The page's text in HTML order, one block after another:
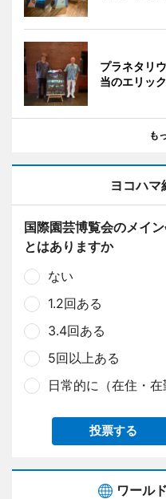
プラネタリ
当のエリッ
も
ヨコハマ
国際園芸博覧会のメイ
とはありますか
ない
1.2回ある
3.4回ある
5回以上ある
日常的に（在住・在
投票する
ワール